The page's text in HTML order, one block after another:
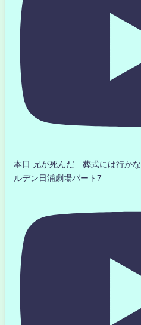
本日 兄が死んだ 葬式には行か
ルデン日浦劇場パート7